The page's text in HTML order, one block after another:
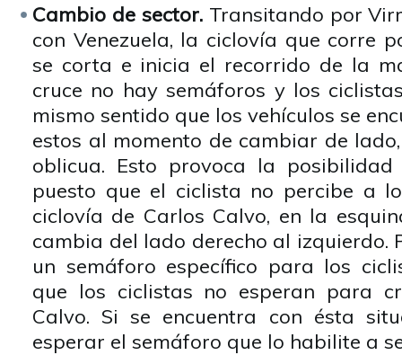
Cambio de sector.Transitando por
con Venezuela, la ciclovía que corre
se corta e inicia el recorrido de la
cruce no hay semáforos y los
mismo sentido que los vehículos se
estos al momento de cambiar de
oblicua. Esto provoca la
puesto que el ciclista no percibe a
ciclovía de Carlos Calvo, en la
cambia del lado derecho al izquierdo.
un semáforo específico para los
que los ciclistas no esperan para
Calvo. Si se encuentra con ésta
esperar el semáforo que lo habilite a